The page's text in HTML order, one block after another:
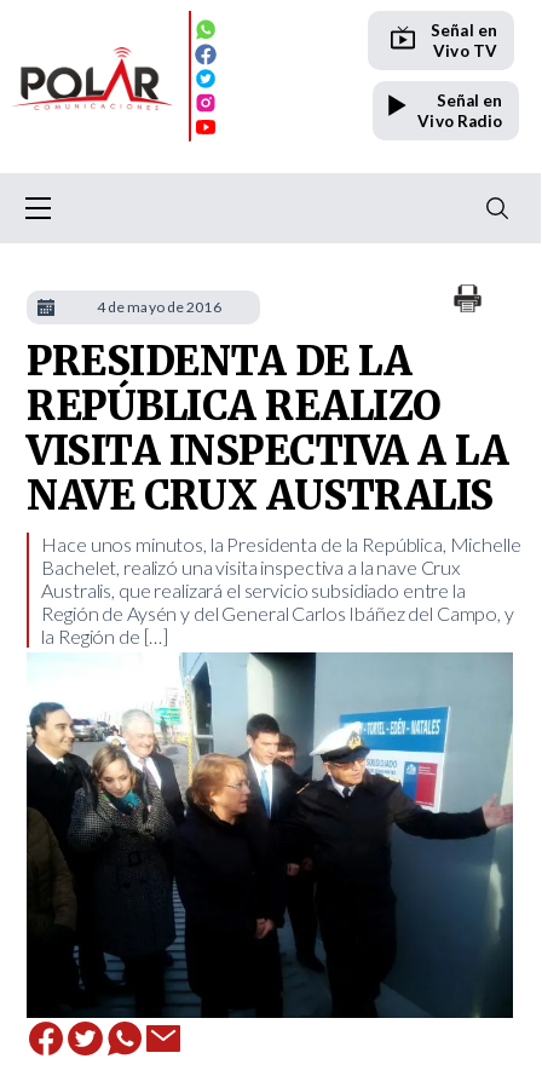
Señal en
Vivo TV
Señal en
Vivo Radio
PRESIDENTA DE LA
REPÚBLICA REALIZO
VISITA INSPECTIVA A LA
NAVE CRUX AUSTRALIS
Hace unos minutos, la Presidenta de la República, Michelle
Bachelet, realizó una visita inspectiva a la nave Crux
Australis, que realizará el servicio subsidiado entre la
Región de Aysén y del General Carlos Ibáñez del Campo, y
la Región de […]
4 de mayo de 2016